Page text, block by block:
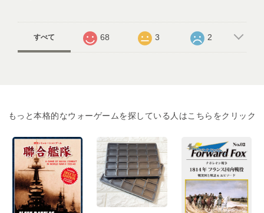
すべて 68 3 2
もっと本格的なウォーゲームを探している人はこちらをクリック